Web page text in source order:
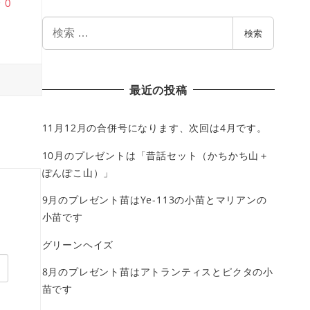
検索
最近の投稿
11月12月の合併号になります、次回は4月です。
10月のプレゼントは「昔話セット（かちかち山＋
ぽんぽこ山）」
9月のプレゼント苗はYe-113の小苗とマリアンの
小苗です
グリーンヘイズ
8月のプレゼント苗はアトランティスとピクタの小
苗です